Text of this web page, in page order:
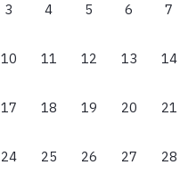
3 4 5 6 7
10 11 12 13 14
17 18 19 20 21
24 25 26 27 28